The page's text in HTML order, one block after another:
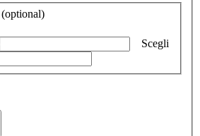
(optional)
Scegli